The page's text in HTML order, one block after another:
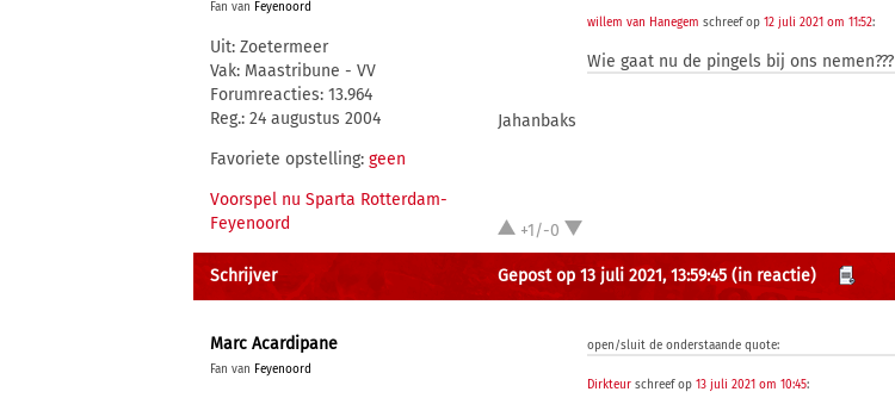
Fan van Feyenoord
Uit: Zoetermeer
Vak: Maastribune - VV
Forumreacties: 13.964
Reg.: 24 augustus 2004
Favoriete opstelling: geen
Voorspel nu Sparta Rotterdam-
Feyenoord
willem van Hanegem schreef op12 juli 2021 om 11:52:
Wie gaat nu de pingels bij ons nemen???
Jahanbaks
+1/-0
Schrijver Gepost op 13 juli 2021, 13:59:45 (in reactie)
Marc Acardipane
Fan van Feyenoord
open/sluit de onderstaande quote:
Dirkteur schreef op13 juli 2021 om 10:45: